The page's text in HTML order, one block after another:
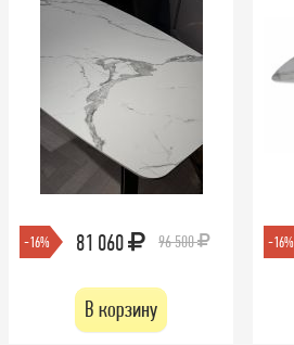
-16% 81 060 96 500
В корзину
-16%